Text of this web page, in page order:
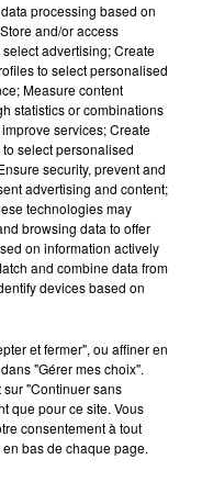
:
:
processing based on
and/or access
advertising; Create
to select personalised
Measure content
statistics or combinations
services; Create
select personalised
security, prevent and
advertising and content;
technologies may
browsing data to offer
on information actively
and combine data from
devices based on
et fermer", ou affiner en
"Gérer mes choix".
"Continuer sans
que pour ce site. Vous
consentement à tout
bas de chaque page.